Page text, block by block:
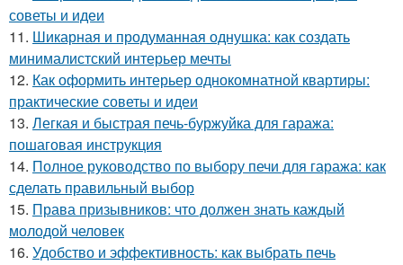
советы и идеи
11. Шикарная и продуманная однушка: как создать
минималистский интерьер мечты
12. Как оформить интерьер однокомнатной квартиры:
практические советы и идеи
13. Легкая и быстрая печь-буржуйка для гаража:
пошаговая инструкция
14. Полное руководство по выбору печи для гаража: как
сделать правильный выбор
15. Права призывников: что должен знать каждый
молодой человек
16. Удобство и эффективность: как выбрать печь